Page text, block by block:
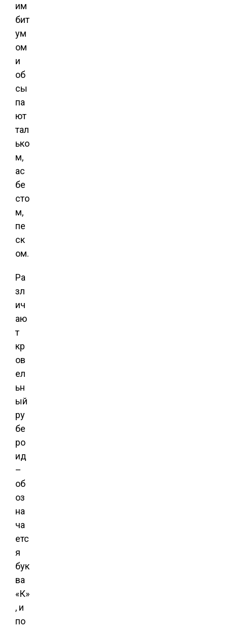
им
бит
ум
ом
и
об
сы
па
ют
тал
ько
м,
ас
бе
сто
м,
пе
ск
ом.
Ра
зл
ич
аю
т
кр
ов
ел
ьн
ый
ру
бе
ро
ид
–
об
оз
на
ча
етс
я
бук
ва
«К»
, и
по